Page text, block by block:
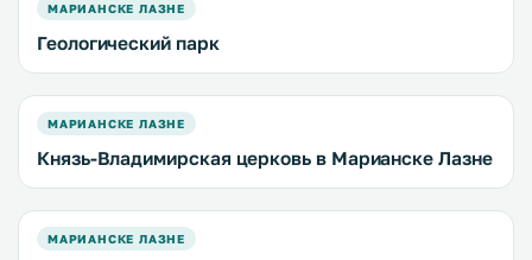
МАРИАНСКЕ ЛАЗНЕ
Геологический парк
МАРИАНСКЕ ЛАЗНЕ
Князь-Владимирская церковь в Марианске Лазне
МАРИАНСКЕ ЛАЗНЕ